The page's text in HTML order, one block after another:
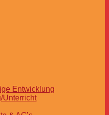
Entwicklung
Unterricht